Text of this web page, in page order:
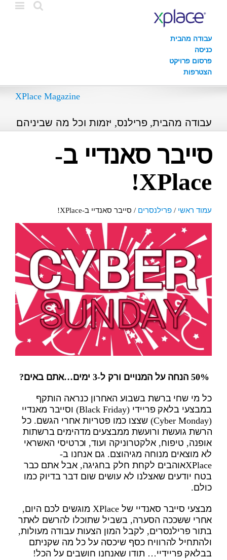
עבודה מהבית
כניסה
פרסום פרויקט
הצטרפות
XPlace Magazine
עבודה מהבית, פרילנס, יזמות וכל מה שביניהם
סייבר סאנדיי ב-
XPlace!
עמוד ראשי / פרילנסרים / סייבר סאנדיי ב-XPlace!
כל מי שחי ברשת בשבוע האחרון כנראה הותקף
במבצעי בלאק פריידי (Black Friday) וסייבר מאנדיי
(Cyber Monday) שצצו כמו פטריות אחרי הגשם. כל
הרשת גועשת ורועשת ממבצעים מדהימים ברשתות
אופנה, טיפוח, אלקטרוניקה ועוד, וכרטיסי האשראי
לא מוצאים מנוחה מגיהוצם. גם אנחנו ב-
XPlaceאוהבים לקחת חלק בחגיגה, אבל אתם כבר
בטח יודעים שאצלנו לא עושים שום דבר בדיוק כמו
כולם.
מבצעי סייבר סאנדיי של XPlace מוגשים לכם היום,
אחרי ששככה הסערה, בשביל שתוכלו להרשם לאתר
בתור פרילנסרים, לקבל המון הצעות עבודה מעולות,
ולהתחיל להרוויח כסף שיכסה על כל מה שקניתם
בבלאק פריידיי… תודו שאנחנו חושבים על הכל!